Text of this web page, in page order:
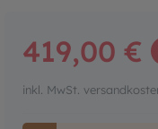
419,00 €
inkl. MwSt.